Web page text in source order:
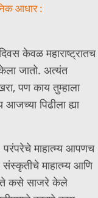
आधार :
केवळ महाराष्ट्रातच
जातो. अत्यंत
पण काय तुम्हाला
पिढीला ह्या
माहात्म्य आपणच
माहात्म्य आणि
कसे साजरे केले